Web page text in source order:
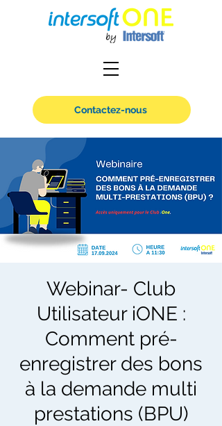
Contactez-nous
Webinar- Club
Utilisateur iONE :
Comment pré-
enregistrer des bons
à la demande multi
prestations (BPU)